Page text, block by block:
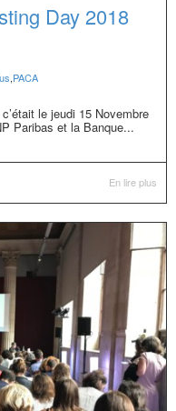
Day 2018
,PACA
le jeudi 15 Novembre
Paribas et la Banque...
En lire plus